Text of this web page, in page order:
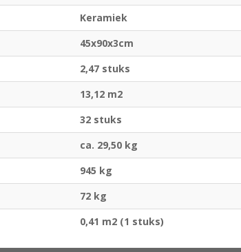
Keramiek
45x90x3cm
2,47 stuks
13,12 m2
32 stuks
ca. 29,50 kg
945 kg
72 kg
0,41 m2 (1 stuks)